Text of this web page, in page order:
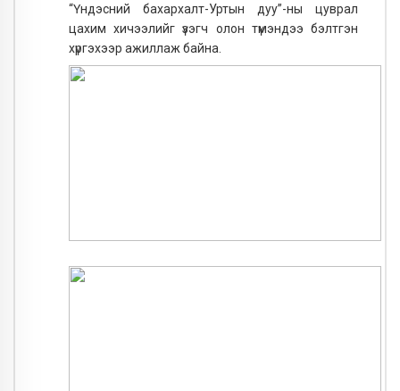
“Үндэсний бахархалт-Уртын дуу”-ны цуврал
цахим хичээлийг үзэгч олон түмэндээ бэлтгэн
хүргэхээр ажиллаж байна.